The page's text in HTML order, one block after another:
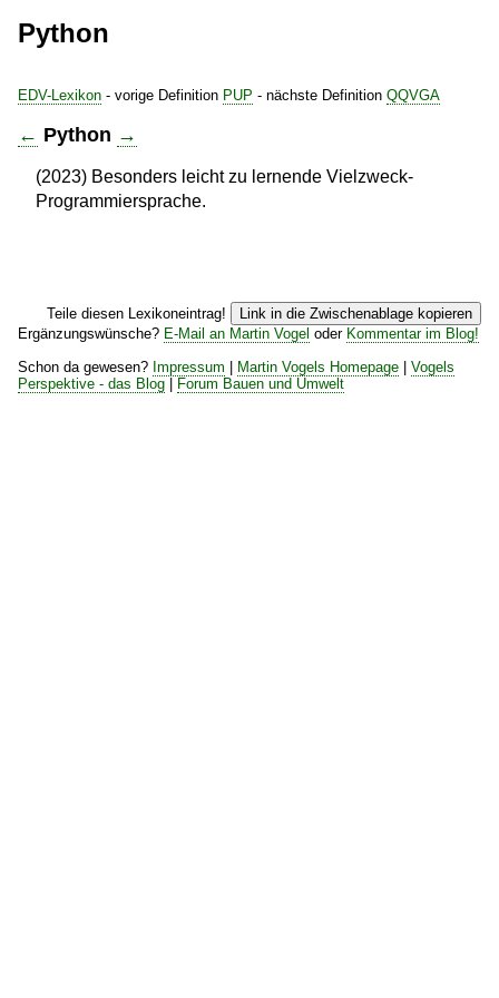
Python
EDV-Lexikon - vorige Definition PUP - nächste Definition QQVGA
← Python →
(2023) Besonders leicht zu lernende Vielzweck-
Programmiersprache.
Teile diesen Lexikoneintrag!
Link in die Zwischenablage kopieren
Ergänzungswünsche? E-Mail an Martin Vogel oder Kommentar im Blog!
Schon da gewesen? Impressum Martin Vogels Homepage
Vogels
Perspektive - das Blog
Forum Bauen und Umwelt